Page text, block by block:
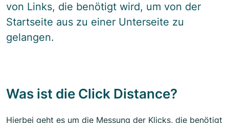
von Links, die benötigt wird, um von der
Startseite aus zu einer Unterseite zu
gelangen.
Was ist die Click Distance?
Hierbei geht es um die Messung der Klicks, die benötigt